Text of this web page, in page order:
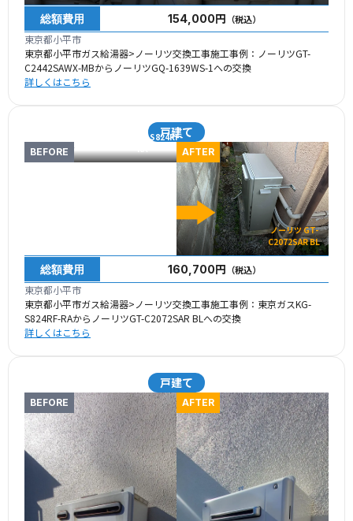
総額費用 154,000円 （税込）
東京都小平市
東京都小平市ガス給湯器>ノーリツ交換工事施工事例：ノーリツGT-
C2442SAWX-MBからノーリツGQ-1639WS-1への交換
詳しくはこちら
戸建て
BEFORE
東京ガス KG-S824RF-
AFTER
ノーリツ GT-
C2072SAR BL
総額費用 160,700円 （税込）
東京都小平市
東京都小平市ガス給湯器>ノーリツ交換工事施工事例：東京ガスKG-
S824RF-RAからノーリツGT-C2072SAR BLへの交換
詳しくはこちら
戸建て
BEFORE AFTER